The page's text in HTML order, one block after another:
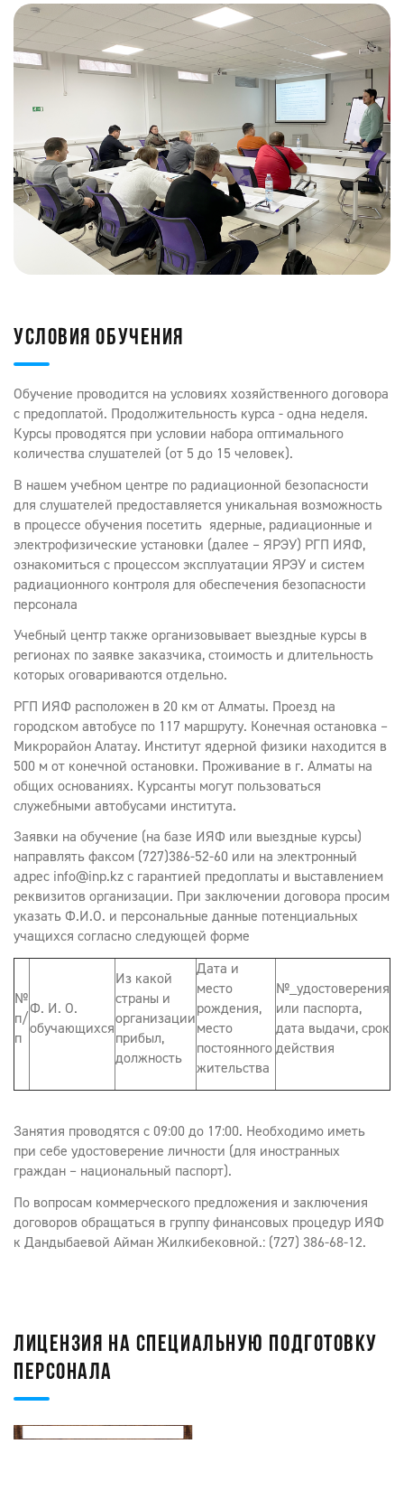
УСЛОВИЯ ОБУЧЕНИЯ
Обучение проводится на условиях хозяйственного договора
с предоплатой. Продолжительность курса - одна неделя.
Курсы проводятся при условии набора оптимального
количества слушателей (от 5 до 15 человек).
В нашем учебном центре по радиационной безопасности
для слушателей предоставляется уникальная возможность
в процессе обучения посетить ядерные, радиационные и
электрофизические установки (далее – ЯРЭУ) РГП ИЯФ,
ознакомиться с процессом эксплуатации ЯРЭУ и систем
радиационного контроля для обеспечения безопасности
персонала
Учебный центр также организовывает выездные курсы в
регионах по заявке заказчика, стоимость и длительность
которых оговариваются отдельно.
РГП ИЯФ расположен в 20 км от Алматы. Проезд на
городском автобусе по 117 маршруту. Конечная остановка –
Микрорайон Алатау. Институт ядерной физики находится в
500 м от конечной остановки. Проживание в г. Алматы на
общих основаниях. Курсанты могут пользоваться
служебными автобусами института.
Заявки на обучение (на базе ИЯФ или выездные курсы)
направлять факсом (727)386-52-60 или на электронный
адрес info@inp.kz с гарантией предоплаты и выставлением
реквизитов организации. При заключении договора просим
указать Ф.И.О. и персональные данные потенциальных
учащихся согласно следующей форме
№
п/
п
Ф. И. О.
обучающихся
Из какой
страны и
организации
прибыл,
должность
Дата и
место
рождения,
место
постоянного
жительства
№_удостоверения
или паспорта,
дата выдачи, срок
действия
Занятия проводятся с 09:00 до 17:00. Необходимо иметь
при себе удостоверение личности (для иностранных
граждан – национальный паспорт).
По вопросам коммерческого предложения и заключения
договоров обращаться в группу финансовых процедур ИЯФ
к Дандыбаевой Айман Жилкибековной.: (727) 386-68-12.
ЛИЦЕНЗИЯ НА СПЕЦИАЛЬНУЮ ПОДГОТОВКУ
ПЕРСОНАЛА